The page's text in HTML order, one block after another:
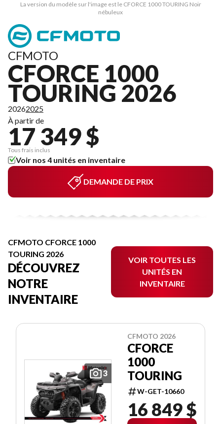
La version du modèle sur l'image est le CFORCE 1000 TOURING Noir
nébuleux
CFMOTO
CFORCE 1000
TOURING 2026
20262025
À partir de
17 349 $
Tous frais inclus
Voir nos 4 unités en inventaire
DEMANDE DE PRIX
CFMOTO CFORCE 1000
TOURING 2026
DÉCOUVREZ
NOTRE
INVENTAIRE
VOIR TOUTES LES
UNITÉS EN
INVENTAIRE
3
CFMOTO 2026
CFORCE
1000
TOURING
W-GET-10660
16 849 $